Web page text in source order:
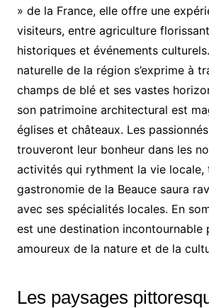
» de la France, elle offre une
visiteurs, entre agriculture
historiques et événements
naturelle de la région s’exprime à
champs de blé et ses vastes
son patrimoine architectural est
églises et châteaux. Les
trouveront leur bonheur dans les
activités qui rythment la vie locale,
gastronomie de la Beauce saura
avec ses spécialités locales. En
est une destination incontournable
amoureux de la nature et de la
Les paysages